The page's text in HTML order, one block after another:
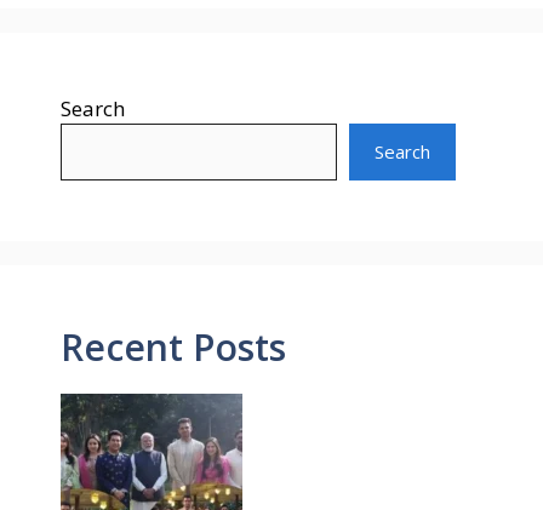
Search
Search
Recent Posts